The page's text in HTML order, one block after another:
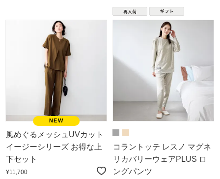
風めぐるメッシュUVカット
イージーシリーズ お得な上
下セット
¥11,700
コラントッテ レスノ マグネ
リカバリーウェアPLUS ロ
ングパンツ